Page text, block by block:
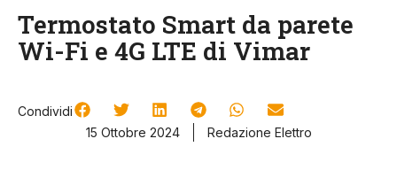
Termostato Smart da parete
Wi-Fi e 4G LTE di Vimar
Condividi
15 Ottobre 2024
Redazione Elettro